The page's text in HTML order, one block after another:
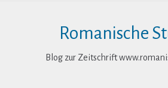
Romanische
Blog zur Zeitschrift